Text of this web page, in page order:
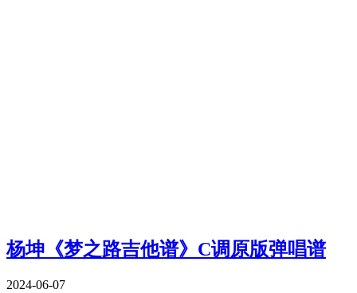
杨坤《梦之路吉他谱》C调原版弹唱谱
2024-06-07